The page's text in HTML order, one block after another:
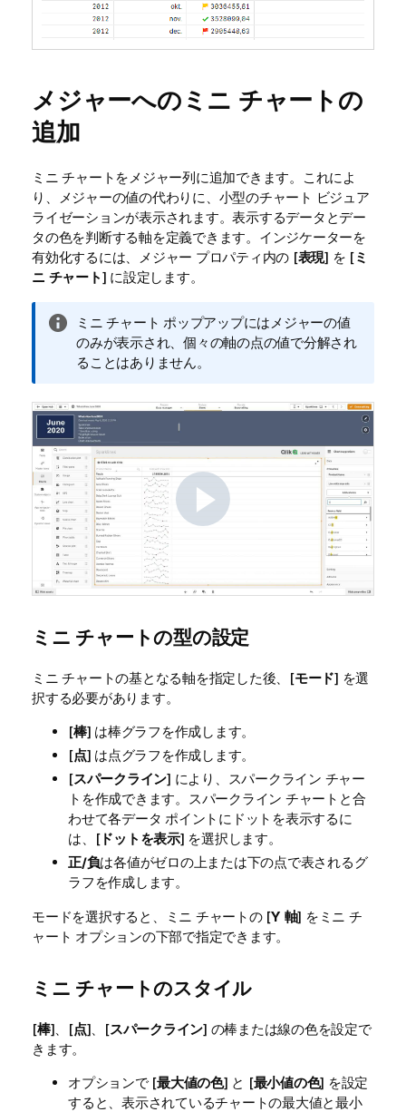
メジャーへのミニ チャートの
追加
ミニ チャートをメジャー列に追加できます。これによ
り、メジャーの値の代わりに、小型のチャート ビジュア
ライゼーションが表示されます。表示するデータとデー
タの色を判断する軸を定義できます。 インジケーターを
有効化するには、メジャー プロパティ内の [表現] を [ミ
ニ チャート] に設定します。
情
報
メ
ミニ チャート ポップアップにはメジャーの値
のみが表示され、個々の軸の点の値で分解され
ることはありません。
ミニ チャートの型の設定
ミニ チャートの基となる軸を指定した後、[モード] を選
択する必要があります。
[棒] は棒グラフを作成します。
[点] は点グラフを作成します。
[スパークライン] により、スパークライン チャー
トを作成できます。スパークライン チャートと合
わせて各データ ポイントにドットを表示するに
は、[ドットを表示] を選択します。
正/負は各値がゼロの上または下の点で表されるグ
ラフを作成します。
モードを選択すると、ミニ チャートの [Y 軸] をミニ チ
ャート オプションの下部で指定できます。
ミニ チャートのスタイル
[棒]、[点]、[スパークライン] の棒または線の色を設定で
きます。
オプションで [最大値の色] と [最小値の色] を設定
すると、表示されているチャートの最大値と最小